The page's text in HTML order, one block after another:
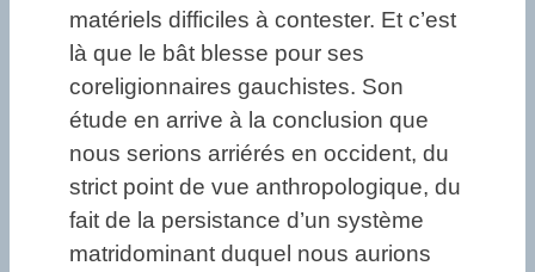
matériels difficiles à contester. Et c’est
là que le bât blesse pour ses
coreligionnaires gauchistes. Son
étude en arrive à la conclusion que
nous serions arriérés en occident, du
strict point de vue anthropologique, du
fait de la persistance d’un système
matridominant duquel nous aurions